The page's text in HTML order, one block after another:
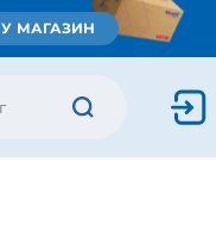
У МАГАЗИН